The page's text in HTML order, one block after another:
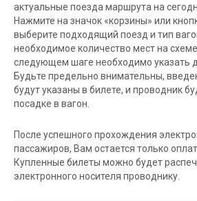
актуальные поезда маршрута на
Нажмите на значок «корзины» или
выберите подходящий поезд и тип
необходимое количество мест на
следующем шаге необходимо указать
Будьте предельно внимательны,
будут указаны в билете, и проводник
посадке в вагон.
После успешного прохождения
пассажиров, Вам остается только
Купленные билеты можно будет
электронного носителя проводнику.